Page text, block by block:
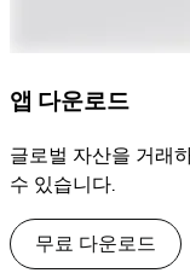
앱 다운로드
글로벌 자산을 거래
수 있습니다.
무료 다운로드